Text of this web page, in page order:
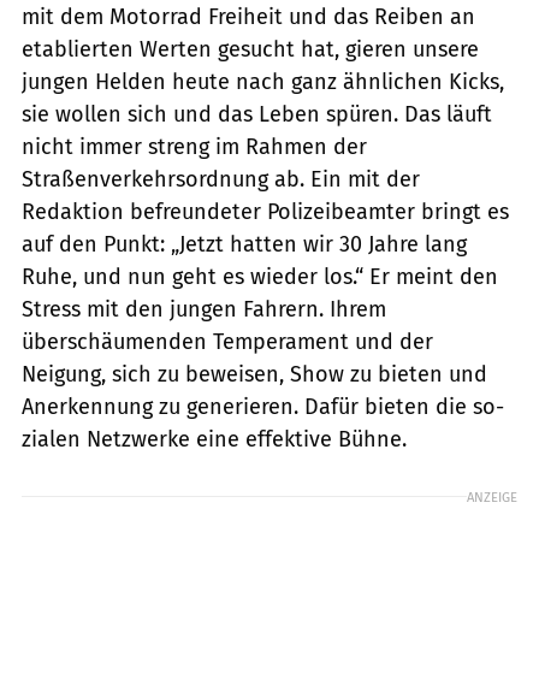
mit dem Motorrad Freiheit und das Reiben an
etablierten Werten gesucht hat, gieren unsere
jungen Helden heute nach ganz ähnlichen Kicks,
sie wollen sich und das Leben spüren. Das läuft
nicht immer streng im Rahmen der
Straßenverkehrsordnung ab. Ein mit der
Redaktion befreundeter Polizeibeamter bringt es
auf den Punkt: „Jetzt hatten wir 30 Jahre lang
Ruhe, und nun geht es wieder los.“ Er meint den
Stress mit den jungen Fahrern. Ihrem
überschäumenden Temperament und der
Neigung, sich zu beweisen, Show zu bieten und
Anerkennung zu generieren. Dafür bieten die so­
zialen Netzwerke eine effektive Bühne.
ANZEIGE